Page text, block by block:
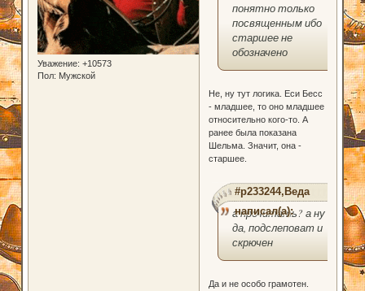
Уважение: +10573
Пол: Мужской
понятно только
посвященным ибо
старшее не
обозначено
Не, ну тут логика. Еси Бесс
- младшее, то оно младшее
относительно кого-то. А
ранее была показана
Шельма. Значит, она -
старшее.
#p233244,Веда
написал(а):
а прочитать? а ну
да, подслеповат и
скрючен
Да и не особо грамотен.